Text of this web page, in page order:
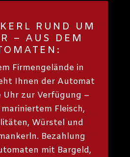
RUND UM
– AUS DEM
Firmengelände in
Ihnen der Automat
Uhr zur Verfügung –
Fleisch,
Würstel und
Bezahlung
mit Bargeld,